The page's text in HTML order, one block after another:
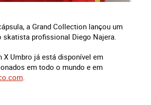
a Grand Collection lançou um
profissional Diego Najera.
X Umbro já está disponível em
em todo o mundo e em
.